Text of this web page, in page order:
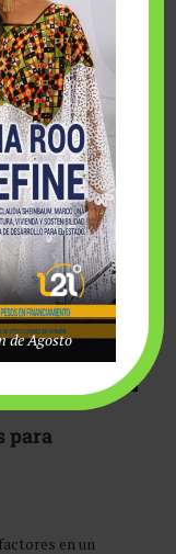
unieron
…
para
en un
de Agosto